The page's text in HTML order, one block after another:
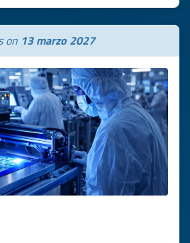
on 13 marzo 2027